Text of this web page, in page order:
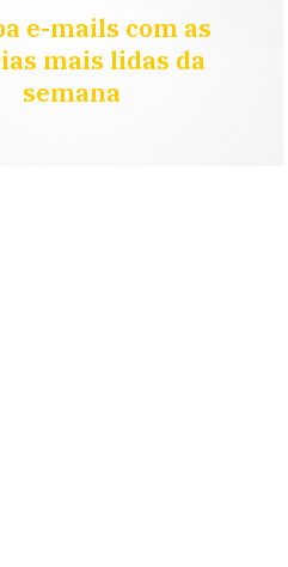
e-mails com as
mais lidas da
semana